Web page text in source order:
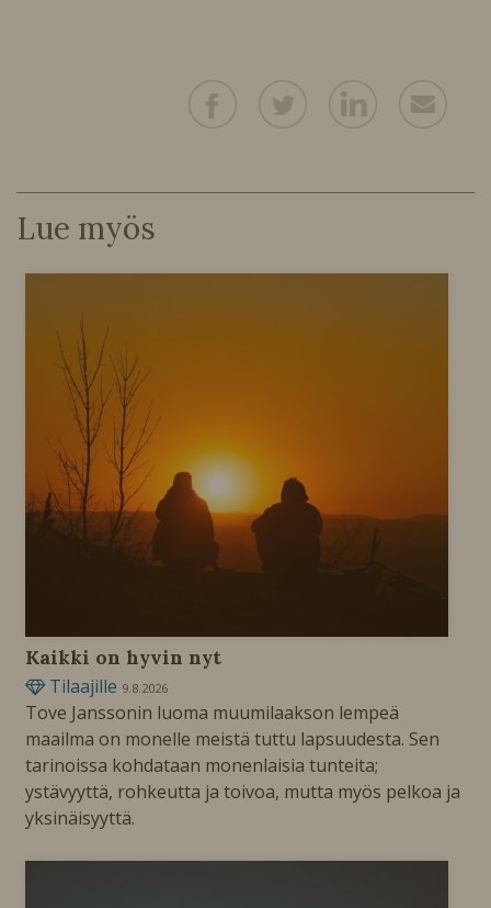
Lue myös
Kaikki on hyvin nyt
Tilaajille 9.8.2026
Tove Janssonin luoma muumilaakson lempeä
maailma on monelle meistä tuttu lapsuudesta. Sen
tarinoissa kohdataan monenlaisia tunteita;
ystävyyttä, rohkeutta ja toivoa, mutta myös pelkoa ja
yksinäisyyttä.